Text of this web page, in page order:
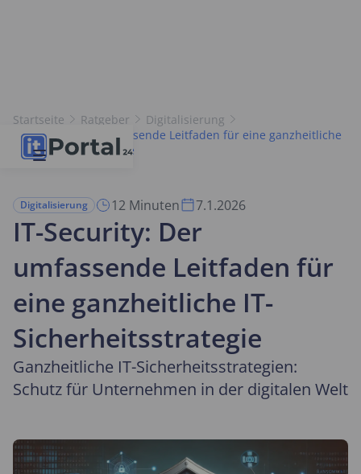
Startseite Ratgeber
Digitalisierung
IT-Security: Der umfassende Leitfaden für eine ganzheitliche
IT-Sicherheitsstrategie
Digitalisierung 12 Minuten 7.1.2026
IT-Security: Der
umfassende Leitfaden für
eine ganzheitliche IT-
Sicherheitsstrategie
Ganzheitliche IT-Sicherheitsstrategien:
Schutz für Unternehmen in der digitalen Welt